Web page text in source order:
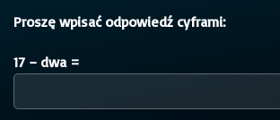
Proszę wpisać odpowiedź cyframi:
17 − dwa =